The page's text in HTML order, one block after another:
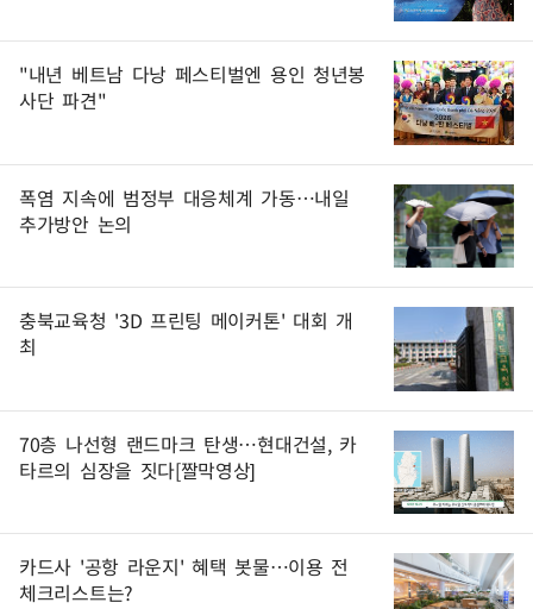
"내년 베트남 다낭 페스티벌엔 용인 청년봉
사단 파견"
폭염 지속에 범정부 대응체계 가동…내일
추가방안 논의
충북교육청 '3D 프린팅 메이커톤' 대회 개
최
70층 나선형 랜드마크 탄생…현대건설, 카
타르의 심장을 짓다[짤막영상]
카드사 '공항 라운지' 혜택 봇물…이용 전
체크리스트는?